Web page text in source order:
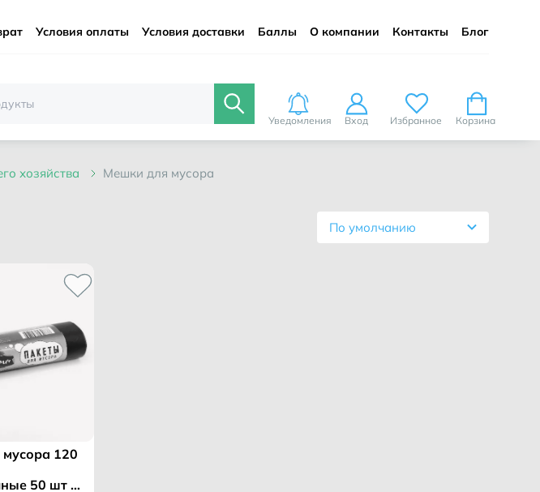
Условия оплаты Условия доставки Баллы О компании Контакты Блог
Уведомления Вход Избранное Корзина
хозяйства мешки для мусора
По умолчанию
120
50 шт /